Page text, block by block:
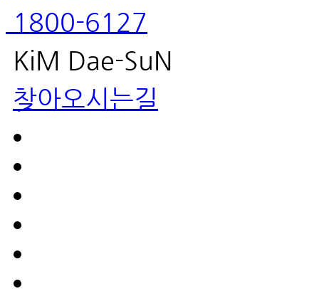
1800-6127
KiM Dae-SuN
찾아오시는길